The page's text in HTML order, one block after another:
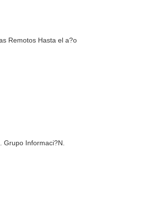
Remotos Hasta el a?o
Informaci?N.